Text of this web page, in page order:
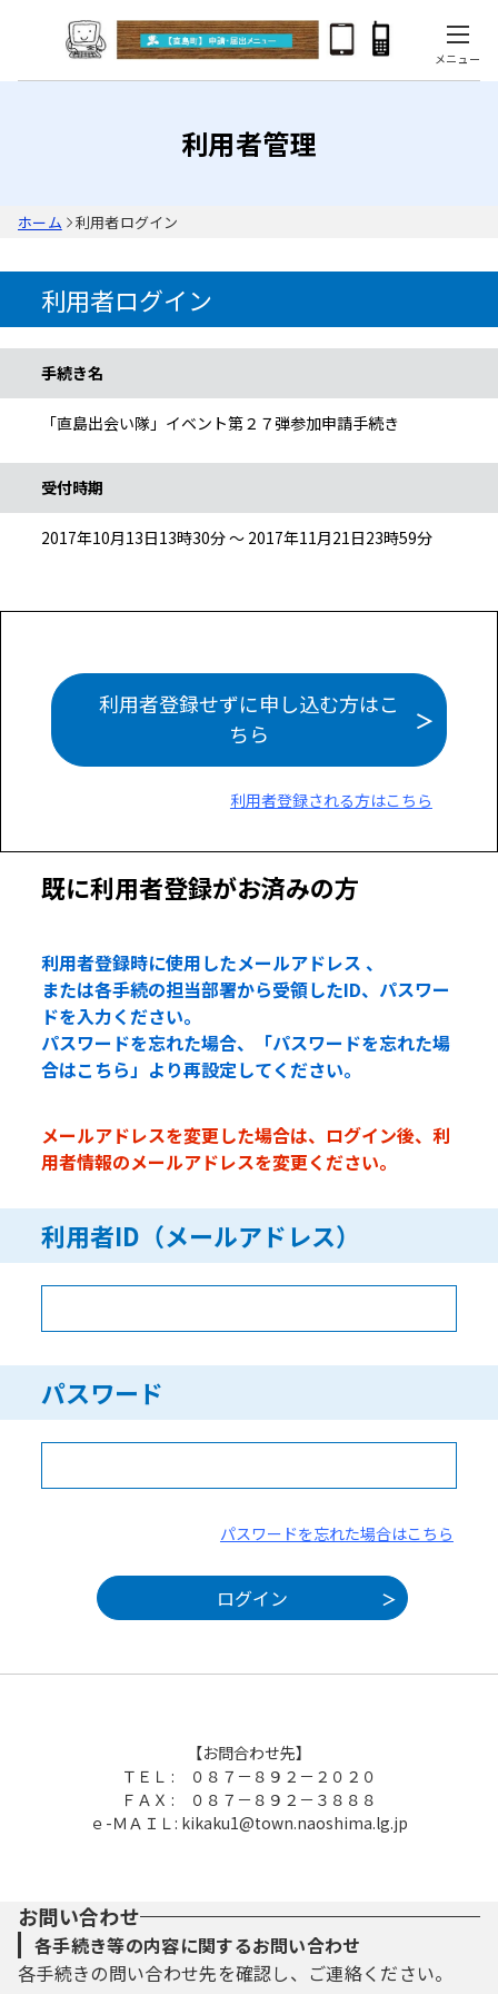
メニュー
利用者管理
ホーム 利用者ログイン
利用者ログイン
手続き名
「直島出会い隊」イベント第２７弾参加申請手続き
受付時期
2017年10月13日13時30分 ～ 2017年11月21日23時59分
利用者登録せずに申し込む方はこ
ちら
利用者登録される方はこちら
既に利用者登録がお済みの方
利用者登録時に使用したメールアドレス 、
または各手続の担当部署から受領したID、パスワー
ドを入力ください。
パスワードを忘れた場合、「パスワードを忘れた場
合はこちら」より再設定してください。
メールアドレスを変更した場合は、ログイン後、利
用者情報のメールアドレスを変更ください。
利用者ID（メールアドレス）
パスワード
パスワードを忘れた場合はこちら
【お問合わせ先】
ＴＥＬ : ０８７－８９２－２０２０
ＦＡＸ : ０８７－８９２－３８８８
ｅ-ＭＡＩＬ: kikaku1@town.naoshima.lg.jp
お問い合わせ
各手続き等の内容に関するお問い合わせ
各手続きの問い合わせ先を確認し、ご連絡ください。